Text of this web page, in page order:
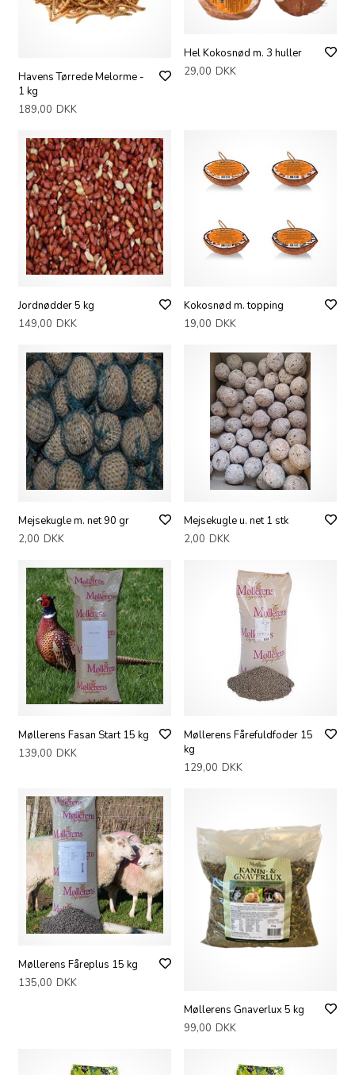
Havens Tørrede Melorme -
1 kg
189,00 DKK
Hel Kokosnød m. 3 huller
29,00 DKK
Jordnødder 5 kg
149,00 DKK
Kokosnød m. topping
19,00 DKK
Mejsekugle m. net 90 gr
2,00 DKK
Mejsekugle u. net 1 stk
2,00 DKK
Møllerens Fasan Start 15 kg
139,00 DKK
Møllerens Fårefuldfoder 15
kg
129,00 DKK
Møllerens Fåreplus 15 kg
135,00 DKK
Møllerens Gnaverlux 5 kg
99,00 DKK